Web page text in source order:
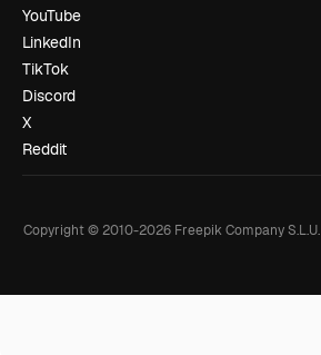
YouTube
LinkedIn
TikTok
Discord
X
Reddit
Copyright © 2010-2026Freepik Company S.L.U.